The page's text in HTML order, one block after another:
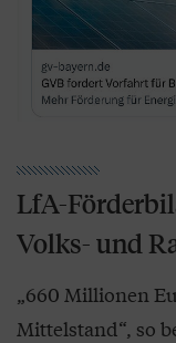
LfA-
Volks- und
„660 Millionen
Mittelstand“, so